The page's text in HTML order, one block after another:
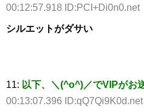
00:12:57.918 ID:PCI+Di0n0.net
シルエットがダサい
11: 以下、＼(^o^)／でVIPがお
00:13:07.396 ID:qQ7Qi9K0d.net